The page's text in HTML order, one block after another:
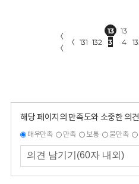
〈
〈
〈 131 132
13
3
13
4
해당 페이지의 만족도와 소중한 의
매우만족 만족 보통 불만족